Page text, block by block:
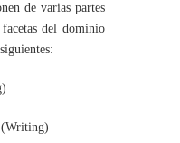
de varias partes
del dominio
(Writing)